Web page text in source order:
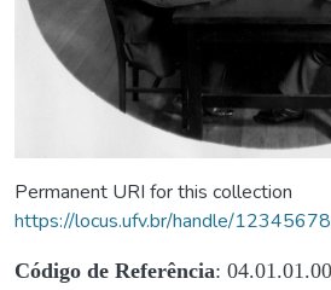
Permanent URI for this collection
https://locus.ufv.br/handle/
Código de Referência: 04.01.01.00